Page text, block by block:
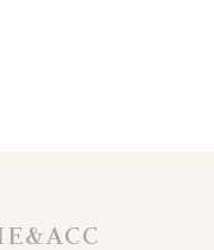
をやや絞ったス
それでいてダボ
を画したつくり